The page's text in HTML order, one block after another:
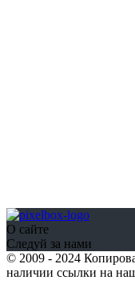
О сайте
Следуй за нами
© 2009 - 2024
наличии ссылки на